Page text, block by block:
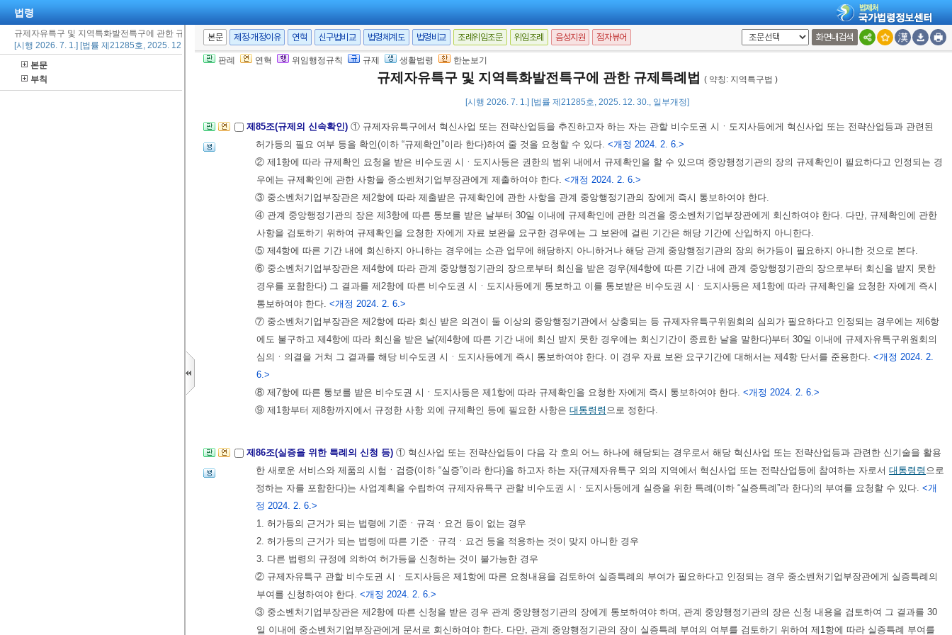
법령
규제자유특구 및 지역특화발전특구에 관한 규제특례법
[시행 2026. 7. 1.] [법률 제21285호, 2025. 12. 30., 일부개정]
본문
부칙
본문 제정·개정이유 연혁 신구법비교 법령체계도 법령비교 조례위임조문 위임조례 음성지원 점자뷰어 화면내검색
판례 연혁 위임행정규칙 규제 생활법령 한눈보기
규제자유특구 및 지역특화발전특구에 관한 규제특례법 ( 약칭: 지역특구법 )
[시행 2026. 7. 1.] [법률 제21285호, 2025. 12. 30., 일부개정]
으로 정하는 기간 동안 지정이 해제되었거나 지정 기간이 만료된 규제자유특구의 성과관리 및 임시허가 등 특례의
사후관리 등에 관한 자료를 요구하거나 보고하게 할 수 있다. 이 경우 요구를 받은 관계기관의 장은 정당한 사유가 없으면 이에 따라야 한다.<신설 2025. 12. 30.>
③ 제1항 및 제2항에서 규정한 사항 외에 규제자유특구의 성과관리 및 제3장제2절에 따른 임시허가 등 특례의 사후관리의 기준ㆍ방법ㆍ절차 등에 필요한 사항은대통령
령으로 정한다.<개정 2025. 12. 30.>
제2절 규제자유특구에 대한 임시허가 등 특례
제85조(규제의 신속확인) ① 규제자유특구에서 혁신사업 또는 전략산업등을 추진하고자 하는 자는 관할 비수도권 시ㆍ도지사등에게 혁신사업 또는 전략산업등과 관련된
허가등의 필요 여부 등을 확인(이하 “규제확인”이라 한다)하여 줄 것을 요청할 수 있다. <개정 2024. 2. 6.>
② 제1항에 따라 규제확인 요청을 받은 비수도권 시ㆍ도지사등은 권한의 범위 내에서 규제확인을 할 수 있으며 중앙행정기관의 장의 규제확인이 필요하다고 인정되는 경
우에는 규제확인에 관한 사항을 중소벤처기업부장관에게 제출하여야 한다. <개정 2024. 2. 6.>
③ 중소벤처기업부장관은 제2항에 따라 제출받은 규제확인에 관한 사항을 관계 중앙행정기관의 장에게 즉시 통보하여야 한다.
④ 관계 중앙행정기관의 장은 제3항에 따른 통보를 받은 날부터 30일 이내에 규제확인에 관한 의견을 중소벤처기업부장관에게 회신하여야 한다. 다만, 규제확인에 관한
사항을 검토하기 위하여 규제확인을 요청한 자에게 자료 보완을 요구한 경우에는 그 보완에 걸린 기간은 해당 기간에 산입하지 아니한다.
⑤ 제4항에 따른 기간 내에 회신하지 아니하는 경우에는 소관 업무에 해당하지 아니하거나 해당 관계 중앙행정기관의 장의 허가등이 필요하지 아니한 것으로 본다.
⑥ 중소벤처기업부장관은 제4항에 따라 관계 중앙행정기관의 장으로부터 회신을 받은 경우(제4항에 따른 기간 내에 관계 중앙행정기관의 장으로부터 회신을 받지 못한
경우를 포함한다) 그 결과를 제2항에 따른 비수도권 시ㆍ도지사등에게 통보하고 이를 통보받은 비수도권 시ㆍ도지사등은 제1항에 따라 규제확인을 요청한 자에게 즉시
통보하여야 한다. <개정 2024. 2. 6.>
⑦ 중소벤처기업부장관은 제2항에 따라 회신 받은 의견이 둘 이상의 중앙행정기관에서 상충되는 등 규제자유특구위원회의 심의가 필요하다고 인정되는 경우에는 제6항
에도 불구하고 제4항에 따라 회신을 받은 날(제4항에 따른 기간 내에 회신 받지 못한 경우에는 회신기간이 종료한 날을 말한다)부터 30일 이내에 규제자유특구위원회의
심의ㆍ의결을 거쳐 그 결과를 해당 비수도권 시ㆍ도지사등에게 즉시 통보하여야 한다. 이 경우 자료 보완 요구기간에 대해서는 제4항 단서를 준용한다. <개정 2024. 2.
6.>
⑧ 제7항에 따른 통보를 받은 비수도권 시ㆍ도지사등은 제1항에 따라 규제확인을 요청한 자에게 즉시 통보하여야 한다. <개정 2024. 2. 6.>
⑨ 제1항부터 제8항까지에서 규정한 사항 외에 규제확인 등에 필요한 사항은 대통령령 으로 정한다.
제86조(실증을 위한 특례의 신청 등) ① 혁신사업 또는 전략산업등이 다음 각 호의 어느 하나에 해당되는 경우로서 해당 혁신사업 또는 전략산업등과 관련한 신기술을 활용
한 새로운 서비스와 제품의 시험ㆍ검증(이하 “실증”이라 한다)을 하고자 하는 자(규제자유특구 외의 지역에서 혁신사업 또는 전략산업등에 참여하는 자로서 대통령령 으로
정하는 자를 포함한다)는 사업계획을 수립하여 규제자유특구 관할 비수도권 시ㆍ도지사등에게 실증을 위한 특례(이하 “실증특례”라 한다)의 부여를 요청할 수 있다. <개
정 2024. 2. 6.>
1. 허가등의 근거가 되는 법령에 기준ㆍ규격ㆍ요건 등이 없는 경우
2. 허가등의 근거가 되는 법령에 따른 기준ㆍ규격ㆍ요건 등을 적용하는 것이 맞지 아니한 경우
3. 다른 법령의 규정에 의하여 허가등을 신청하는 것이 불가능한 경우
② 규제자유특구 관할 비수도권 시ㆍ도지사등은 제1항에 따른 요청내용을 검토하여 실증특례의 부여가 필요하다고 인정되는 경우 중소벤처기업부장관에게 실증특례의
부여를 신청하여야 한다. <개정 2024. 2. 6.>
③ 중소벤처기업부장관은 제2항에 따른 신청을 받은 경우 관계 중앙행정기관의 장에게 통보하여야 하며, 관계 중앙행정기관의 장은 신청 내용을 검토하여 그 결과를 30
일 이내에 중소벤처기업부장관에게 문서로 회신하여야 한다. 다만, 관계 중앙행정기관의 장이 실증특례 부여의 여부를 검토하기 위하여 제1항에 따라 실증특례 부여를